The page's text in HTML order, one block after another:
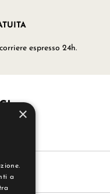
espresso 24h.
×
a